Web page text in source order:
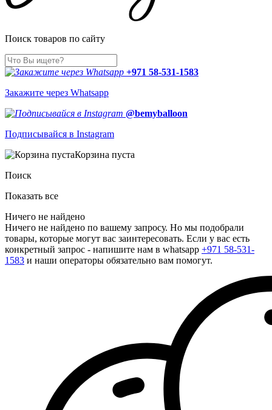
Поиск товаров по сайту
+971 58-531-1583
Закажите через Whatsapp
@bemyballoon
Подписывайся в Instagram
Корзина пуста
Поиск
Показать все
Ничего не найдено
Ничего не найдено по вашему запросу. Но мы подобрали
товары, которые могут вас заинтересовать. Если у вас есть
конкретный запрос - напишите нам в whatsapp +971 58-531-
1583 и наши операторы обязательно вам помогут.